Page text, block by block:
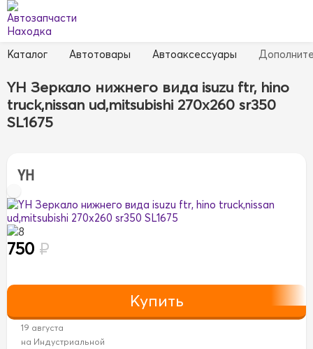
Каталог Автотовары Автоаксессуары
YH Зеркало нижнего вида isuzu ftr, hino
truck,nissan ud,mitsubishi 270x260 sr350
SL1675
YH
8
750 ₽
19 августа
на Индустриальной